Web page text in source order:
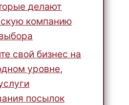
делают
компанию
свой бизнес на
уровне,
посылок